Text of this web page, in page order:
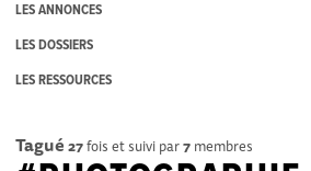
LES ANNONCES
LES DOSSIERS
LES RESSOURCES
Tagué 27fois et suivi par7 membres